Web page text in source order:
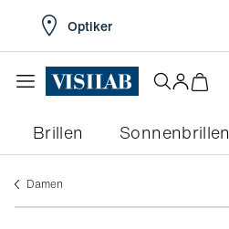
Optiker
Brillen Sonnenbrillen
damen